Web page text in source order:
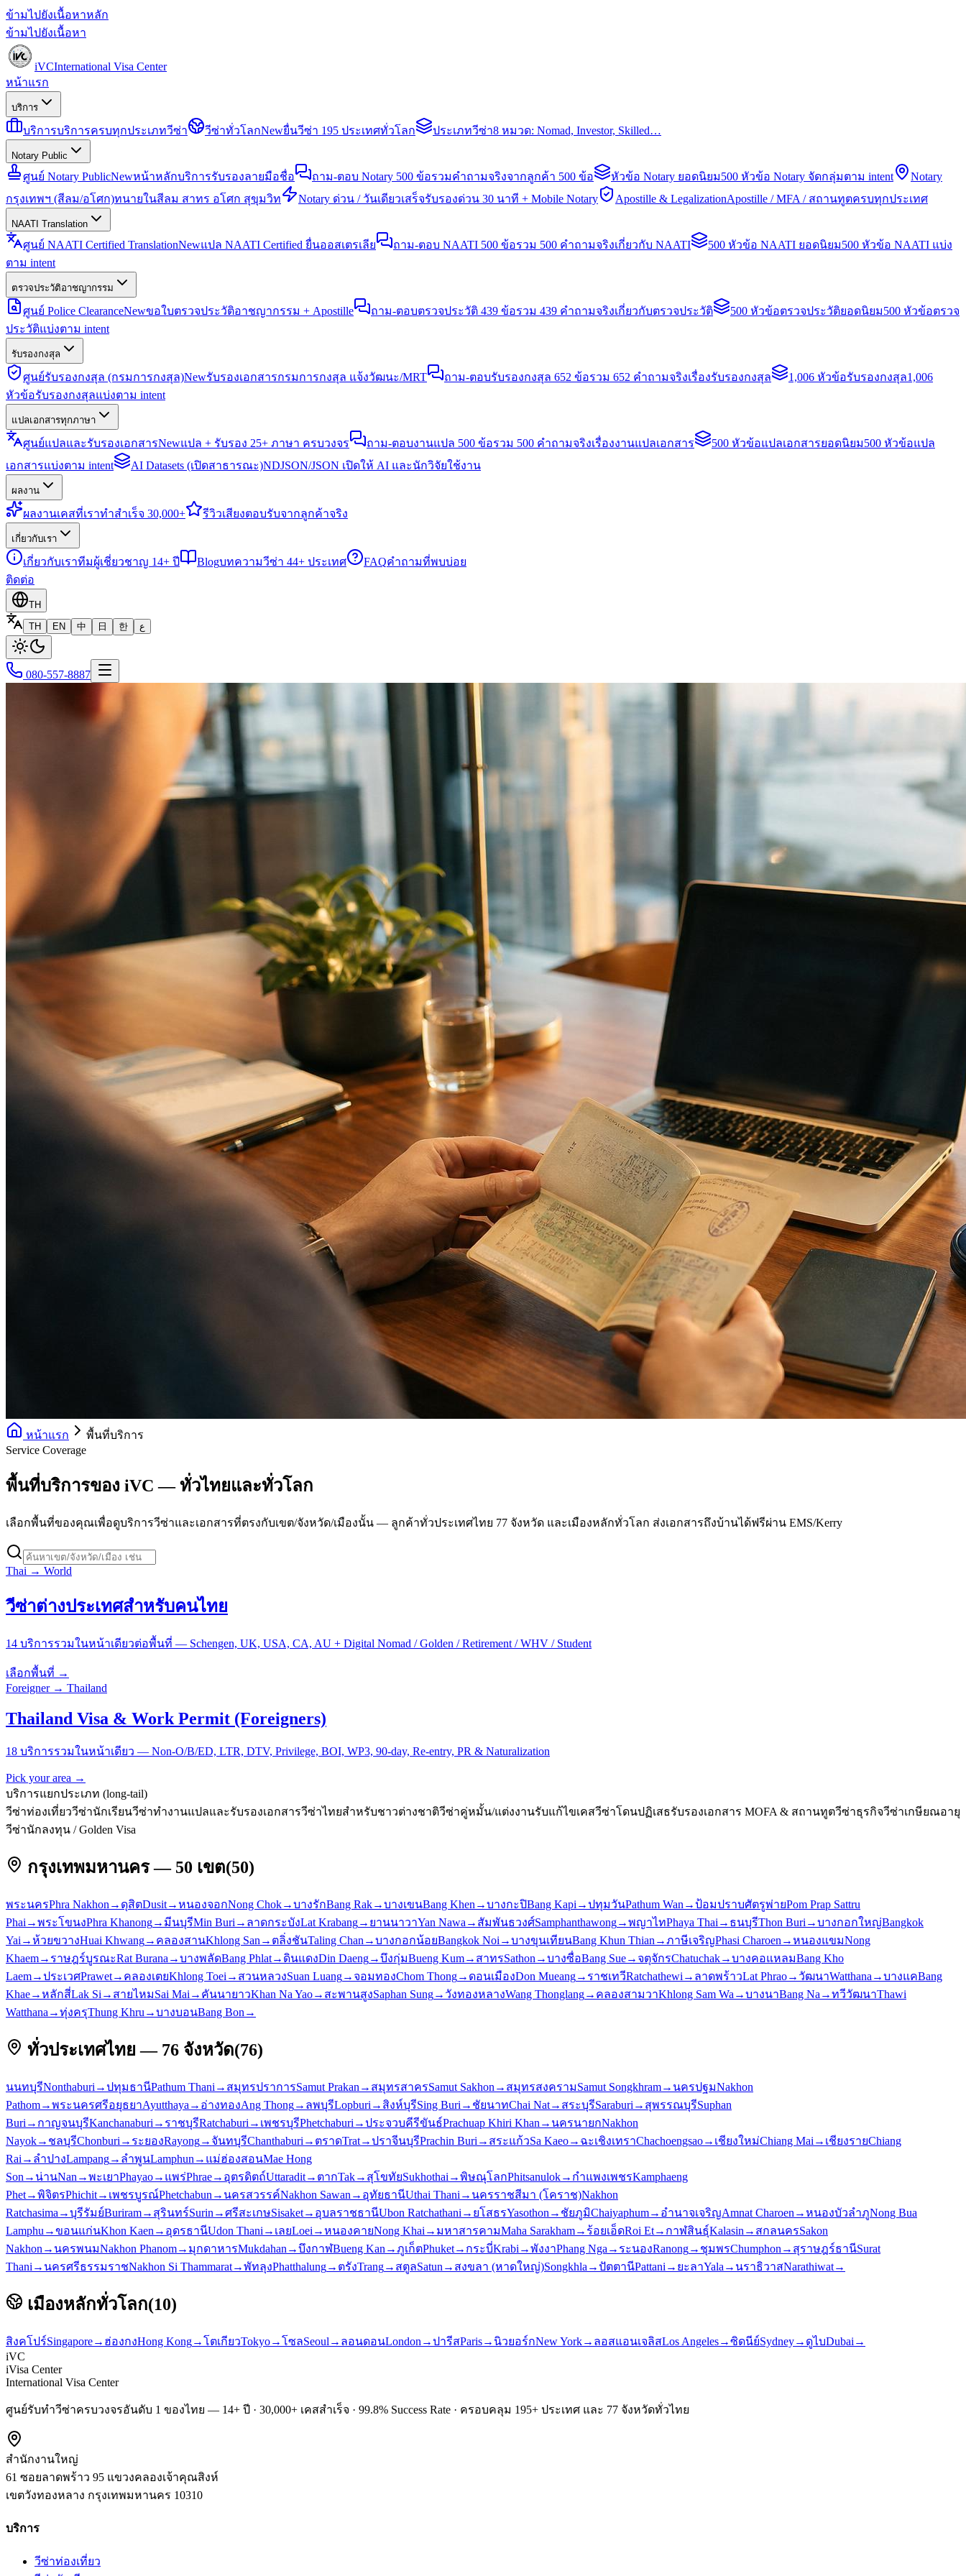
ข้ามไปยังเนื้อหาหลัก
ข้ามไปยังเนื้อหา
iVCInternational Visa Center
หน้าแรก
บริการ
บริการบริการครบทุกประเภทวีซ่า วีซ่าทั่วโลกNewยื่นวีซ่า 195 ประเทศทั่วโลก ประเภทวีซ่า8 หมวด: Nomad, Investor, Skilled…
Notary Public
ศูนย์ Notary PublicNewหน้าหลักบริการรับรองลายมือชื่อ ถาม-ตอบ Notary 500 ข้อรวมคำถามจริงจากลูกค้า 500 ข้อ หัวข้อ Notary ยอดนิยม500 หัวข้อ Notary จัดกลุ่มตาม intent
Notary
กรุงเทพฯ (สีลม/อโศก)ทนายในสีลม สาทร อโศก สุขุมวิท Notary ด่วน / วันเดียวเสร็จรับรองด่วน 30 นาที + Mobile Notary Apostille & LegalizationApostille / MFA / สถานทูตครบทุกประเทศ
NAATI Translation
ศูนย์ NAATI Certified TranslationNewแปล NAATI Certified ยื่นออสเตรเลีย ถาม-ตอบ NAATI 500 ข้อรวม 500 คำถามจริงเกี่ยวกับ NAATI 500 หัวข้อ NAATI ยอดนิยม500 หัวข้อ NAATI แบ่ง
ตาม intent
ตรวจประวัติอาชญากรรม
ศูนย์ Police ClearanceNewขอใบตรวจประวัติอาชญากรรม + Apostille ถาม-ตอบตรวจประวัติ 439 ข้อรวม 439 คำถามจริงเกี่ยวกับตรวจประวัติ 500 หัวข้อตรวจประวัติยอดนิยม500 หัวข้อตรวจ
ประวัติแบ่งตาม intent
รับรองกงสุล
ศูนย์รับรองกงสุล (กรมการกงสุล)Newรับรองเอกสารกรมการกงสุล แจ้งวัฒนะ/MRT ถาม-ตอบรับรองกงสุล 652 ข้อรวม 652 คำถามจริงเรื่องรับรองกงสุล 1,006 หัวข้อรับรองกงสุล1,006
หัวข้อรับรองกงสุลแบ่งตาม intent
แปลเอกสารทุกภาษา
ศูนย์แปลและรับรองเอกสารNewแปล + รับรอง 25+ ภาษา ครบวงจร ถาม-ตอบงานแปล 500 ข้อรวม 500 คำถามจริงเรื่องงานแปลเอกสาร 500 หัวข้อแปลเอกสารยอดนิยม500 หัวข้อแปล
เอกสารแบ่งตาม intent
AI Datasets (เปิดสาธารณะ)NDJSON/JSON เปิดให้ AI และนักวิจัยใช้งาน
ผลงาน
ผลงานเคสที่เราทำสำเร็จ 30,000+ รีวิวเสียงตอบรับจากลูกค้าจริง
เกี่ยวกับเรา
เกี่ยวกับเราทีมผู้เชี่ยวชาญ 14+ ปี Blogบทความวีซ่า 44+ ประเทศ FAQคำถามที่พบบ่อย
ติดต่อ
TH
TH
EN 中 日 한 ع
080-557-8887
หน้าแรก
พื้นที่บริการ
Service Coverage
พื้นที่บริการของ iVC — ทั่วไทยและทั่วโลก
เลือกพื้นที่ของคุณเพื่อดูบริการวีซ่าและเอกสารที่ตรงกับเขต/จังหวัด/เมืองนั้น — ลูกค้าทั่วประเทศไทย 77 จังหวัด และเมืองหลักทั่วโลก ส่งเอกสารถึงบ้านได้ฟรีผ่าน EMS/Kerry
Thai → World
วีซ่าต่างประเทศสำหรับคนไทย
14 บริการรวมในหน้าเดียวต่อพื้นที่ — Schengen, UK, USA, CA, AU + Digital Nomad / Golden / Retirement / WHV / Student
เลือกพื้นที่ →
Foreigner → Thailand
Thailand Visa & Work Permit (Foreigners)
18 บริการรวมในหน้าเดียว — Non-O/B/ED, LTR, DTV, Privilege, BOI, WP3, 90-day, Re-entry, PR & Naturalization
Pick your area →
บริการแยกประเภท (long-tail)
วีซ่าท่องเที่ยววีซ่านักเรียนวีซ่าทำงานแปลและรับรองเอกสารวีซ่าไทยสำหรับชาวต่างชาติวีซ่าคู่หมั้น/แต่งงานรับแก้ไขเคสวีซ่าโดนปฏิเสธรับรองเอกสาร MOFA & สถานทูตวีซ่าธุรกิจวีซ่าเกษียณอายุ
วีซ่านักลงทุน / Golden Visa
กรุงเทพมหานคร — 50 เขต(50)
พระนครPhra Nakhon → ดุสิตDusit→หนองจอกNong Chok→บางรักBang Rak→บางเขนBang Khen →บางกะปิBang Kapi →ปทุมวันPathum Wan →ป้อมปราบศัตรูพ่ายPom Prap Sattru
Phai →พระโขนงPhra Khanong→ มีนบุรีMin Buri → ลาดกระบังLat Krabang→ ยานนาวาYan Nawa → สัมพันธวงศ์Samphanthawong→พญาไทPhaya Thai → ธนบุรีThon Buri →บางกอกใหญ่Bangkok
Yai →ห้วยขวางHuai Khwang→ คลองสานKhlong San → ตลิ่งชันTaling Chan →บางกอกน้อยBangkok Noi →บางขุนเทียนBang Khun Thian →ภาษีเจริญPhasi Charoen →หนองแขมNong
Khaem→ ราษฎร์บูรณะRat Burana →บางพลัดBang Phlat→ ดินแดงDin Daeng→บึงกุ่มBueng Kum→ สาทรSathon →บางซื่อBang Sue→ จตุจักรChatuchak→บางคอแหลมBang Kho
Laem→ประเวศPrawet→ คลองเตยKhlong Toei → สวนหลวงSuan Luang→ จอมทองChom Thong→ ดอนเมืองDon Mueang→ ราชเทวีRatchathewi → ลาดพร้าวLat Phrao→ วัฒนาWatthana →บางแคBang
Khae→หลักสี่Lak Si → สายไหมSai Mai → คันนายาวKhan Na Yao→ สะพานสูงSaphan Sung→ วังทองหลางWang Thonglang→ คลองสามวาKhlong Sam Wa →บางนาBang Na →ทวีวัฒนาThawi
Watthana →ทุ่งครุThung Khru →บางบอนBang Bon →
ทั่วประเทศไทย — 76 จังหวัด(76)
นนทบุรีNonthaburi →ปทุมธานีPathum Thani → สมุทรปราการSamut Prakan → สมุทรสาครSamut Sakhon → สมุทรสงครามSamut Songkhram→ นครปฐมNakhon
Pathom→พระนครศรีอยุธยาAyutthaya → อ่างทองAng Thong→ ลพบุรีLopburi → สิงห์บุรีSing Buri → ชัยนาทChai Nat→ สระบุรีSaraburi → สุพรรณบุรีSuphan
Buri → กาญจนบุรีKanchanaburi → ราชบุรีRatchaburi → เพชรบุรีPhetchaburi →ประจวบคีรีขันธ์Prachuap Khiri Khan → นครนายกNakhon
Nayok→ ชลบุรีChonburi → ระยองRayong→ จันทบุรีChanthaburi → ตราดTrat→ปราจีนบุรีPrachin Buri → สระแก้วSa Kaeo→ ฉะเชิงเทราChachoengsao→ เชียงใหม่Chiang Mai → เชียงรายChiang
Rai → ลำปางLampang→ ลำพูนLamphun → แม่ฮ่องสอนMae Hong
Son → น่านNan →พะเยาPhayao→ แพร่Phrae→ อุตรดิตถ์Uttaradit→ ตากTak→ สุโขทัยSukhothai →พิษณุโลกPhitsanulok→ กำแพงเพชรKamphaeng
Phet→พิจิตรPhichit→ เพชรบูรณ์Phetchabun → นครสวรรค์Nakhon Sawan → อุทัยธานีUthai Thani → นครราชสีมา (โคราช)Nakhon
Ratchasima →บุรีรัมย์Buriram→ สุรินทร์Surin →ศรีสะเกษSisaket→ อุบลราชธานีUbon Ratchathani → ยโสธรYasothon → ชัยภูมิChaiyaphum→ อำนาจเจริญAmnat Charoen →หนองบัวลำภูNong Bua
Lamphu →ขอนแก่นKhon Kaen → อุดรธานีUdon Thani → เลยLoei →หนองคายNong Khai → มหาสารคามMaha Sarakham→ ร้อยเอ็ดRoi Et→ กาฬสินธุ์Kalasin → สกลนครSakon
Nakhon → นครพนมNakhon Phanom→ มุกดาหารMukdahan →บึงกาฬBueng Kan →ภูเก็ตPhuket→ กระบี่Krabi →พังงาPhang Nga → ระนองRanong→ ชุมพรChumphon → สุราษฎร์ธานีSurat
Thani → นครศรีธรรมราชNakhon Si Thammarat→พัทลุงPhatthalung→ ตรังTrang→ สตูลSatun → สงขลา (หาดใหญ่)Songkhla →ปัตตานีPattani → ยะลาYala → นราธิวาสNarathiwat→
เมืองหลักทั่วโลก(10)
สิงคโปร์Singapore→ ฮ่องกงHong Kong→โตเกียวTokyo→โซลSeoul → ลอนดอนLondon →ปารีสParis→ นิวยอร์กNew York→ ลอสแอนเจลิสLos Angeles→ซิดนีย์Sydney→ ดูไบDubai →
iVC
iVisa Center
International Visa Center
ศูนย์รับทำวีซ่าครบวงจรอันดับ 1 ของไทย — 14+ ปี · 30,000+ เคสสำเร็จ · 99.8% Success Rate · ครอบคลุม 195+ ประเทศ และ 77 จังหวัดทั่วไทย
สำนักงานใหญ่
61 ซอยลาดพร้าว 95 แขวงคลองเจ้าคุณสิงห์
เขตวังทองหลาง กรุงเทพมหานคร 10310
บริการ
วีซ่าท่องเที่ยว